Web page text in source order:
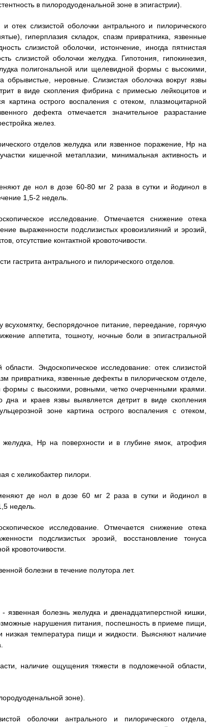
в пилородуоденальной зоне в эпигастрии).
отек слизистой оболочки антрального и пилорического
гиперплазия складок, спазм привратника, язвенные
слизистой оболочки, истончение, иногда пятнистая
слизистой оболочки желудка. Гипотония, гипокинезия,
полигональной или щелевидной формы с высокими,
неровные. Слизистая оболочка вокруг язвы
в виде скопления фибрина с примесью лейкоцитов и
картина острого воспаления с отеком, плазмоцитарной
дефекта отмечается значительное разрастание
желез.
отделов желудка или язвенное поражение, Нр на
кишечной метаплазии, минимальная активность и
де нол в дозе 60-80 мг 2 раза в сутки и йодинол в
1,5-2 недель.
исследование. Отмечается снижение отека
выраженности подслизистых кровоизлияний и эрозий,
отсутствие контактной кровоточивости.
гастрита антрального и пилорического отделов.
беспорядочное питание, переедание, горячую
аппетита, тошноту, ночные боли в эпигастральной
Эндоскопическое исследование: отек слизистой
привратника, язвенные дефекты в пилорическом отделе,
с высокими, ровными, четко очерченными краями.
дна и краев язвы выявляется детрит в виде скопления
зоне картина острого воспаления с отеком,
желудка, Нр на поверхности и в глубине ямок, атрофия
с хеликобактер пилори.
де нол в дозе 60 мг 2 раза в сутки и йодинол в
недель.
исследование. Отмечается снижение отека
подслизистых эрозий, восстановление тонуса
кровоточивости.
болезни в течение полутора лет.
болезнь желудка и двенадцатиперстной кишки,
нарушения питания, поспешность в приеме пищи,
температура пищи и жидкости. Выясняют наличие
наличие ощущения тяжести в подложечной области,
зоне).
оболочки антрального и пилорического отдела,